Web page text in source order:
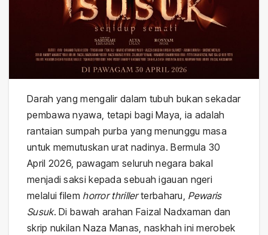
Darah yang mengalir dalam tubuh bukan sekadar
pembawa nyawa, tetapi bagi Maya, ia adalah
rantaian sumpah purba yang menunggu masa
untuk memutuskan urat nadinya. Bermula 30
April 2026, pawagam seluruh negara bakal
menjadi saksi kepada sebuah igauan ngeri
melalui filem horror thrillerterbaharu, Pewaris
Susuk. Di bawah arahan Faizal Nadxaman dan
skrip nukilan Naza Manas, naskhah ini merobek